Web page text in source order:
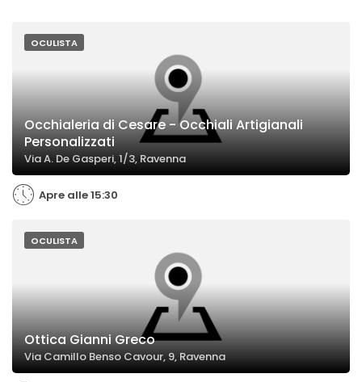
OCULISTA
Occhialeria di Cesare - Occhiali Artigianali
Personalizzati
Via A. De Gasperi, 1/3, Ravenna
Apre alle 15:30
OCULISTA
Ottica Gianni Greco
Via Camillo Benso Cavour, 9, Ravenna